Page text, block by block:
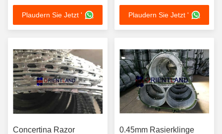
Sicherheit Stacheldraht
Zaun
Plaudern Sie Jetzt '
450mm 600mm 900mm
Spirale Durchmesser
Plaudern Sie Jetzt '
Concertina Razor
0.45mm Rasierklinge